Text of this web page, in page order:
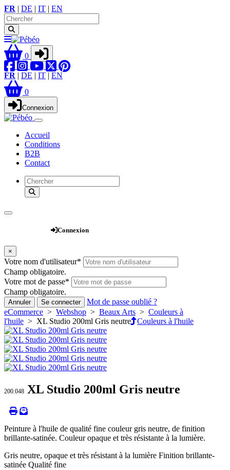
FR | DE | IT | EN
0
FR | DE | IT | EN
0
Connexion
Accueil
Conditions
B2B
Contact
Connexion
×
Votre nom d'utilisateur*
Champ obligatoire.
Votre mot de passe*
Champ obligatoire.
Annuler Se connecter
Mot de passe oublié ?
eCommerce > Webshop > Beaux Arts > Couleurs à
l'huile > XL Studio 200ml Gris neutre Couleurs à l'huile
200.048 XL Studio 200ml Gris neutre
Peinture à l'huile de qualité fine couleur gris neutre, de finition
brillante-satinée. Couleur opaque et très résistante à la lumière.
Gris neutre, opaque et très résistant à la lumière Finition brillante-
satinée Qualité fine